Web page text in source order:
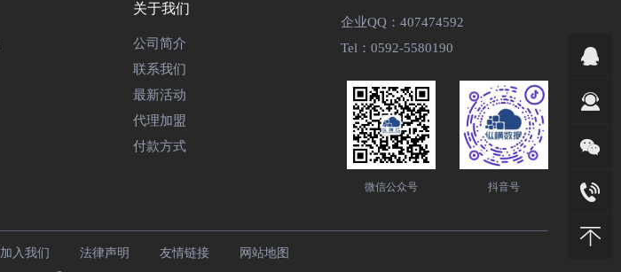
关于我们
公司简介
联系我们
最新活动
代理加盟
付款方式
企业QQ：407474592
Tel：0592-5580190
微信公众号 抖音号
加入我们 法律声明 友情链接 网站地图